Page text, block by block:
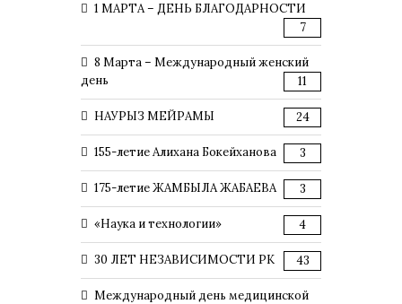
1 МАРТА – ДЕНЬ БЛАГОДАРНОСТИ
7
8 Марта – Международный женский
день
11
НАУРЫЗ МЕЙРАМЫ 24
155-летие Алихана Бокейханова 3
175-летие ЖАМБЫЛА ЖАБАЕВА 3
«Наука и технологии» 4
30 ЛЕТ НЕЗАВИСИМОСТИ РК 43
Международный день медицинской